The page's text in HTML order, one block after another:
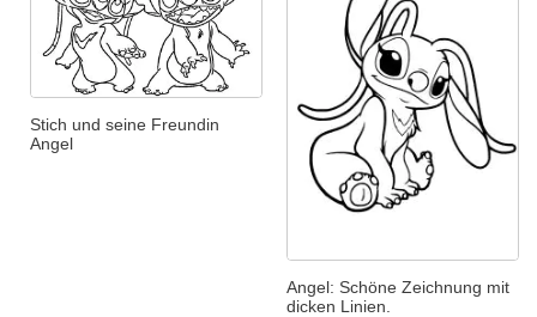
Stich und seine Freundin
Angel
Angel: Schöne Zeichnung mit
dicken Linien.